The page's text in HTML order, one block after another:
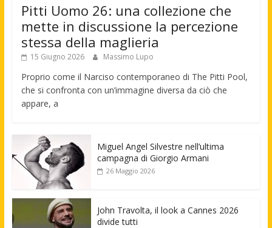
Pitti Uomo 26: una collezione che
mette in discussione la percezione
stessa della maglieria
15 Giugno 2026 Massimo Lupo
Proprio come il Narciso contemporaneo di The Pitti Pool,
che si confronta con un’immagine diversa da ciò che
appare, a
Miguel Angel Silvestre nell’ultima
campagna di Giorgio Armani
26 Maggio 2026
John Travolta, il look a Cannes 2026
divide tutti